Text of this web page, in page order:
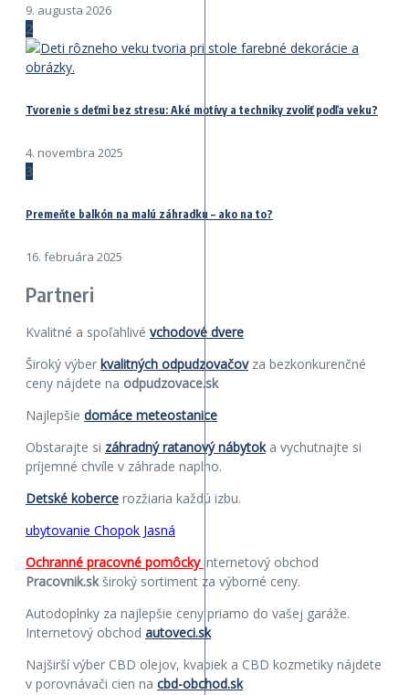
9. augusta 2026
2
Tvorenie s deťmi bez stresu: Aké motívy a techniky zvoliť podľa veku?
4. novembra 2025
3
Premeňte balkón na malú záhradku – ako na to?
16. februára 2025
Partneri
Kvalitné a spoľahlivé vchodové dvere
Široký výber kvalitných odpudzovačovza bezkonkurenčné
ceny nájdete na odpudzovace.sk
Najlepšie domáce meteostanice
Obstarajte si záhradný ratanový nábytoka vychutnajte si
príjemné chvíle v záhrade naplno.
Detské koberce rozžiaria každú izbu.
ubytovanie Chopok Jasná
Ochranné pracovné pomôckyinternetový obchod
Pracovnik.skširoký sortiment za výborné ceny.
Autodoplnky za najlepšie ceny priamo do vašej garáže.
Internetový obchod autoveci.sk
Najširší výber CBD olejov, kvapiek a CBD kozmetiky nájdete
v porovnávači cien na cbd-obchod.sk